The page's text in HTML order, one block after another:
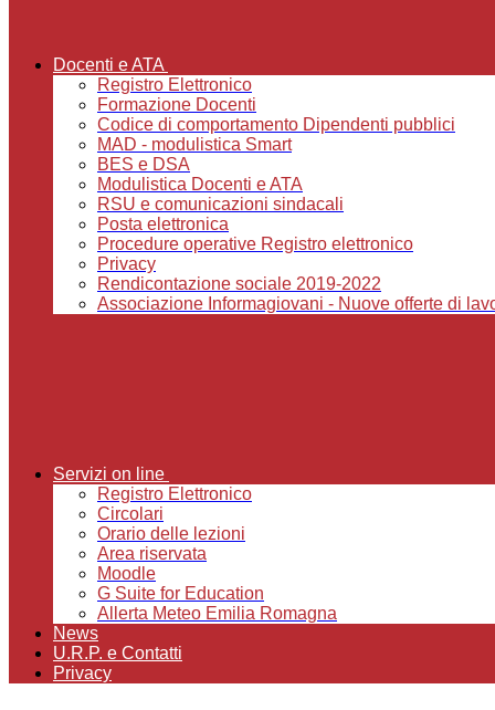
Docenti e ATA
Registro Elettronico
Formazione Docenti
Codice di comportamento Dipendenti pubblici
MAD - modulistica Smart
BES e DSA
Modulistica Docenti e ATA
RSU e comunicazioni sindacali
Posta elettronica
Procedure operative Registro elettronico
Privacy
Rendicontazione sociale 2019-2022
Associazione Informagiovani - Nuove offerte di
Servizi on line
Registro Elettronico
Circolari
Orario delle lezioni
Area riservata
Moodle
G Suite for Education
Allerta Meteo Emilia Romagna
News
U.R.P. e Contatti
Privacy